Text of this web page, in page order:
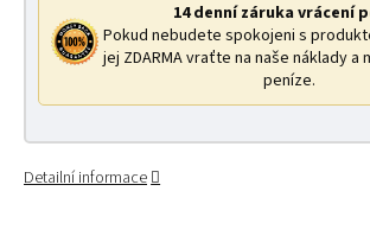
14 denní záruka vrácení
Pokud nebudete spokojeni s
jej ZDARMA vraťte na naše náklady a
peníze.
Detailní informace